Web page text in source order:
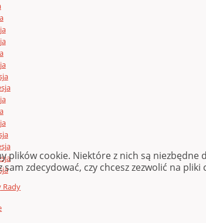
Rady
plików cookie. Niektóre z nich są
sam zdecydować, czy chcesz zezwolić na